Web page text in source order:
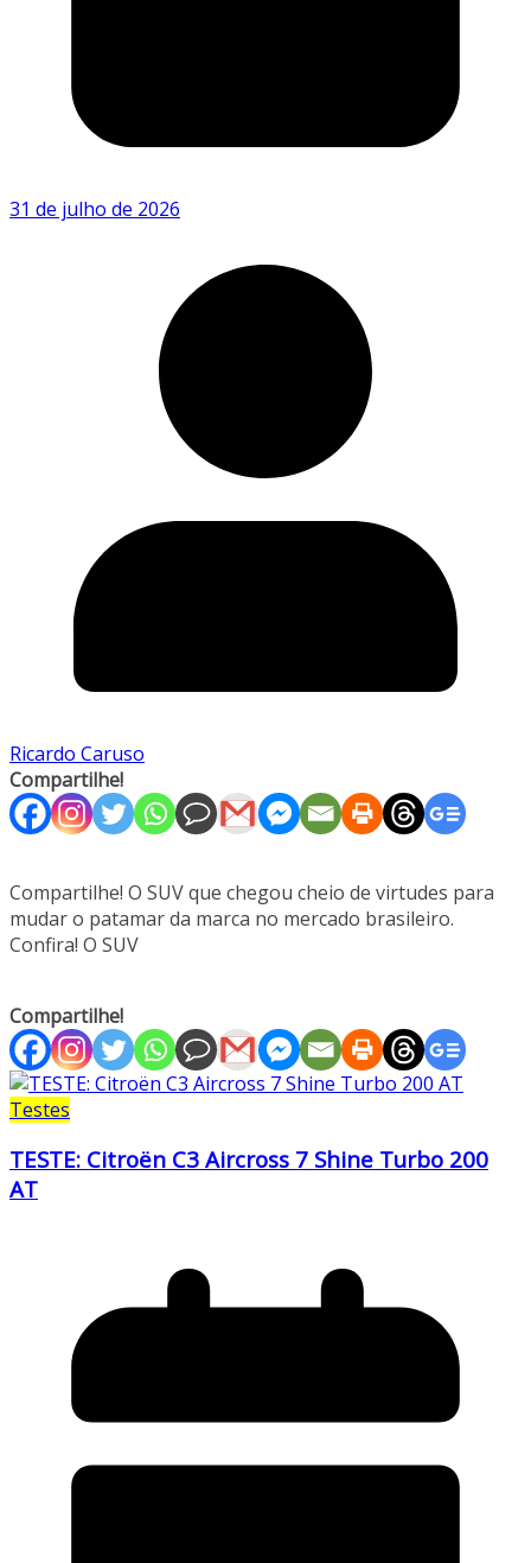
31 de julho de 2026
Ricardo Caruso
Compartilhe!
Compartilhe! O SUV que chegou cheio de virtudes para
mudar o patamar da marca no mercado brasileiro.
Confira! O SUV
Compartilhe!
Testes
TESTE: Citroën C3 Aircross 7 Shine Turbo 200
AT